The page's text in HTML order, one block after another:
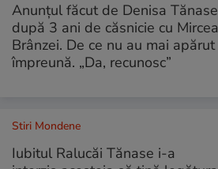
Anunțul făcut de Denisa Tănase
după 3 ani de căsnicie cu Mircea
Brânzei. De ce nu au mai apărut
împreună. „Da, recunosc”
Stiri Mondene
Iubitul Ralucăi Tănase i-a